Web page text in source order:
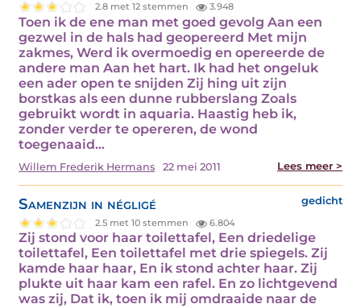
2.8 met 12 stemmen 3.948
Toen ik de ene man met goed gevolg Aan een
gezwel in de hals had geopereerd Met mijn
zakmes, Werd ik overmoedig en opereerde de
andere man Aan het hart. Ik had het ongeluk
een ader open te snijden Zij hing uit zijn
borstkas als een dunne rubberslang Zoals
gebruikt wordt in aquaria. Haastig heb ik,
zonder verder te opereren, de wond
toegenaaid…
Willem Frederik Hermans 22 mei 2011 Lees meer >
Samenzijn in négligé gedicht
2.5 met 10 stemmen 6.804
Zij stond voor haar toilettafel, Een driedelige
toilettafel, Een toilettafel met drie spiegels. Zij
kamde haar haar, En ik stond achter haar. Zij
plukte uit haar kam een rafel. En zo lichtgevend
was zij, Dat ik, toen ik mij omdraaide naar de